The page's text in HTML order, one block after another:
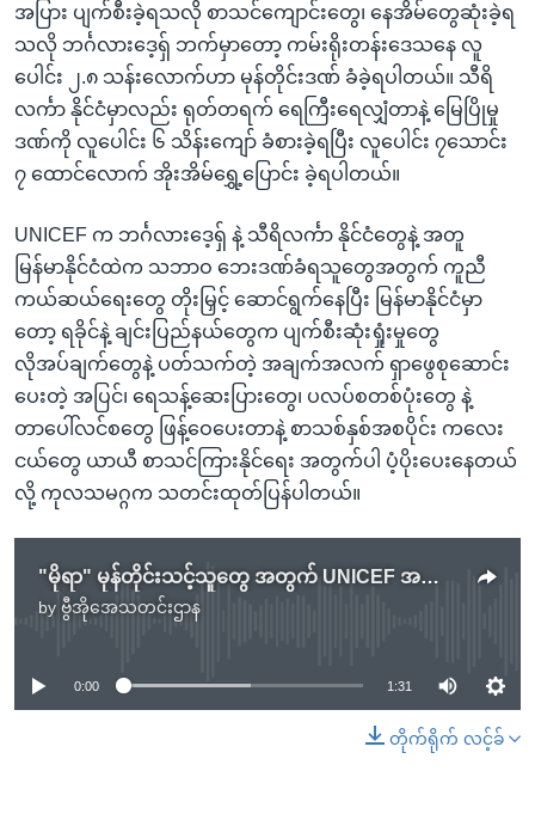
အပြား ပျက်စီးခဲ့ရသလို စာသင်ကျောင်းတွေ၊ နေအိမ်တွေဆုံးခဲ့ရ
သလို ဘင်္ဂလားဒေ့ရှ် ဘက်မှာတော့ ကမ်းရိုးတန်းဒေသနေ လူ
ပေါင်း ၂.၈ သန်းလောက်ဟာ မုန်တိုင်းဒဏ် ခံခဲ့ရပါတယ်။ သီရိ
လင်္ကာ နိုင်ငံမှာလည်း ရုတ်တရက် ရေကြီးရေလျှံတာနဲ့ မြေပြိုမှု
ဒဏ်ကို လူပေါင်း ၆ သိန်းကျော် ခံစားခဲ့ရပြီး လူပေါင်း ၇သောင်း
၇ ထောင်လောက် အိုးအိမ်ရွှေ့ပြောင်း ခဲ့ရပါတယ်။
UNICEF က ဘင်္ဂလားဒေ့ရှ် နဲ့ သီရိလင်္ကာ နိုင်ငံတွေနဲ့ အတူ
မြန်မာနိုင်ငံထဲက သဘာဝ ဘေးဒဏ်ခံရသူတွေအတွက် ကူညီ
ကယ်ဆယ်ရေးတွေ တိုးမြှင့် ဆောင်ရွက်နေပြီး မြန်မာနိုင်ငံမှာ
တော့ ရခိုင်နဲ့ ချင်းပြည်နယ်တွေက ပျက်စီးဆုံးရှုံးမှုတွေ
လိုအပ်ချက်တွေနဲ့ ပတ်သက်တဲ့ အချက်အလက် ရှာဖွေစုဆောင်း
ပေးတဲ့ အပြင်၊ ရေသန့်ဆေးပြားတွေ၊ ပလပ်စတစ်ပုံးတွေ နဲ့
တာပေါ်လင်စတွေ ဖြန့်ဝေပေးတာနဲ့ စာသစ်နှစ်အစပိုင်း ကလေး
ငယ်တွေ ယာယီ စာသင်ကြားနိုင်ရေး အတွက်ပါ ပံ့ပိုးပေးနေတယ်
လို့ ကုလသမဂ္ဂက သတင်းထုတ်ပြန်ပါတယ်။
"မိုရာ" မုန်တိုင်းသင့်သူတွေ အတွက် UNICEF အကူအညီ
by ဗွီအိုအေသတင်းဌာန
No media source currently available
0:00 1:31
တိုက်ရိုက် လင့်ခ်